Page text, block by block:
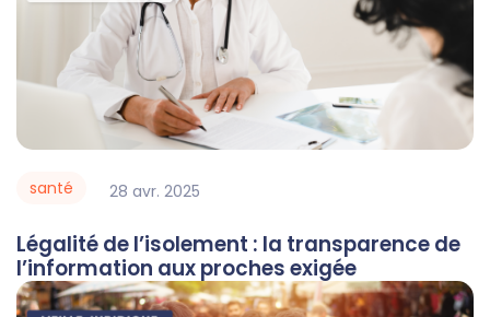
Légalité de l’isolement : la transparence de
l’information aux proches exigée
28 avr. 2025
santé